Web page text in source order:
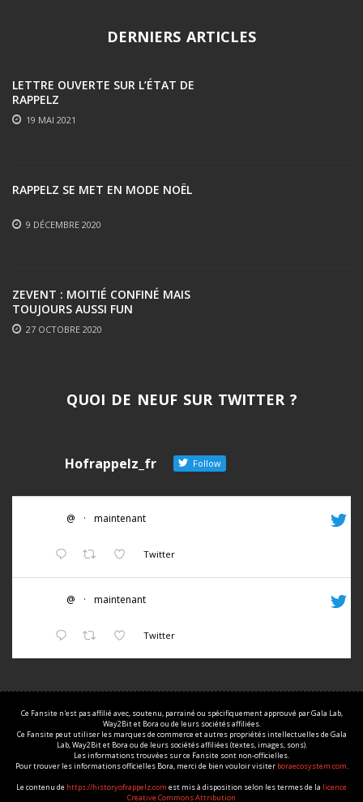
DERNIERS ARTICLES
LETTRE OUVERTE SUR L’ÉTAT DE
RAPPELZ
19 MAI 2021
RAPPELZ SE MET EN MODE NOËL
9 DÉCEMBRE 2020
ZEVENT : MOITIÉ CONFINÉ MAIS
TOUJOURS AUSSI FUN
27 OCTOBRE 2020
QUOI DE NEUF SUR TWITTER ?
Hofrappelz_fr Follow
@ · maintenant
Twitter
@ · maintenant
Twitter
Ce Fansite n'est pas affilié avec, soutenu, parrainé ou spécifiquement approuvé par Gala Lab,
Way2Bit et Bora ou de leurs sociétés affiliées.
Ce Fansite peut utiliser les marques de commerce et autres propriétés intellectuelles de Gala
Lab, Way2Bit et Bora ou de leurs sociétés affiliées (textes, images, sons).
Les informations trouvées sur ce Fansite sont non-officielles.
Pour trouver les informations officielles Bora, merci de bien vouloir visiter boraecosystem.com.
Le contenu de https://historyofrappelz.com est mis à disposition selon les termes de la licence
Creative Commons Attribution